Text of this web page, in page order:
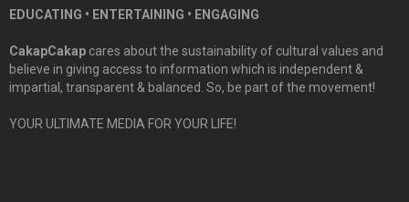
EDUCATING • ENTERTAINING • ENGAGING
CakapCakap cares about the sustainability of cultural values and
believe in giving access to information which is independent &
impartial, transparent & balanced. So, be part of the movement!
YOUR ULTIMATE MEDIA FOR YOUR LIFE!